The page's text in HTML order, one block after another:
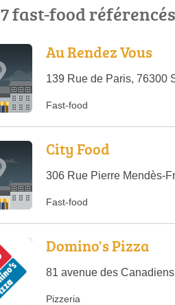
7 fast-food référencés
Au Rendez Vous
139 Rue de Paris, 76300
Fast-food
City Food
306 Rue Pierre Mendès-
Fast-food
Domino's Pizza
81 avenue des
Pizzeria